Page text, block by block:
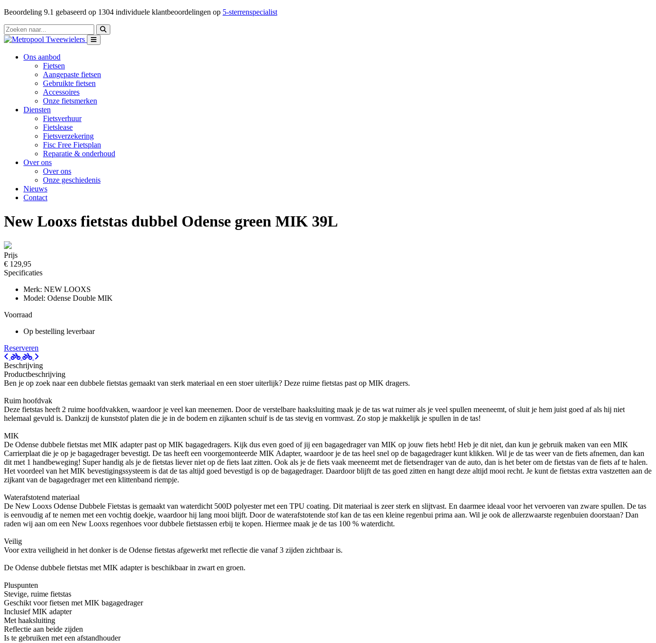
Beoordeling 9.1 gebaseerd op 1304 individuele klantbeoordelingen op 5-sterrenspecialist
Ons aanbod
Fietsen
Aangepaste fietsen
Gebruikte fietsen
Accessoires
Onze fietsmerken
Diensten
Fietsverhuur
Fietslease
Fietsverzekering
Fisc Free Fietsplan
Reparatie & onderhoud
Over ons
Over ons
Onze geschiedenis
Nieuws
Contact
New Looxs fietstas dubbel Odense green MIK 39L
Prijs
€ 129,95
Specificaties
Merk: NEW LOOXS
Model: Odense Double MIK
Voorraad
Op bestelling leverbaar
Reserveren
Beschrijving
Productbeschrijving
Ben je op zoek naar een dubbele fietstas gemaakt van sterk materiaal en een stoer uiterlijk? Deze ruime fietstas past op MIK dragers.
Ruim hoofdvak
Deze fietstas heeft 2 ruime hoofdvakken, waardoor je veel kan meenemen. Door de verstelbare haaksluiting maak je de tas wat ruimer als je veel spullen meeneemt, of sluit je hem juist goed af als hij niet
helemaal gevuld is. Dankzij de kunststof platen die je in de bodem en zijkanten schuif is de tas stevig en vormvast. Zo stop je makkelijk je spullen in de tas!
MIK
De Odense dubbele fietstas met MIK adapter past op MIK bagagedragers. Kijk dus even goed of jij een bagagedrager van MIK op jouw fiets hebt! Heb je dit niet, dan kun je gebruik maken van een MIK
Carrierplaat die je op je bagagedrager bevestigt. De tas heeft een voorgemonteerde MIK Adapter, waardoor je de tas heel snel op de bagagedrager kunt klikken. Wil je de tas weer van de fiets afnemen, dan kan
dit met 1 handbeweging! Super handig als je de fietstas liever niet op de fiets laat zitten. Ook als je de fiets vaak meeneemt met de fietsendrager van de auto, dan is het beter om de fietstas van de fiets af te halen.
Het voordeel van het MIK bevestigingssysteem is dat de tas altijd goed bevestigd is op de bagagedrager. Daardoor blijft de tas goed zitten en hangt deze altijd mooi recht. Je kunt de fietstas extra vastzetten aan de
zijkant van de bagagedrager met een klittenband riempje.
Waterafstotend materiaal
De New Looxs Odense Dubbele Fietstas is gemaakt van waterdicht 500D polyester met een TPU coating. Dit materiaal is zeer sterk en slijtvast. En daarmee ideaal voor het vervoeren van zware spullen. De tas
is eenvoudig af te nemen met een vochtig doekje, waardoor hij lang mooi blijft. Door de waterafstotende stof kan de tas een kleine regenbui prima aan. Wil je ook de allerzwaarste regenbuien doorstaan? Dan
raden wij aan om een New Looxs regenhoes voor dubbele fietstassen erbij te kopen. Hiermee maak je de tas 100 % waterdicht.
Veilig
Voor extra veiligheid in het donker is de Odense fietstas afgewerkt met reflectie die vanaf 3 zijden zichtbaar is.
De Odense dubbele fietstas met MIK adapter is beschikbaar in zwart en groen.
Pluspunten
Stevige, ruime fietstas
Geschikt voor fietsen met MIK bagagedrager
Inclusief MIK adapter
Met haaksluiting
Reflectie aan beide zijden
Is te gebruiken met een afstandhouder